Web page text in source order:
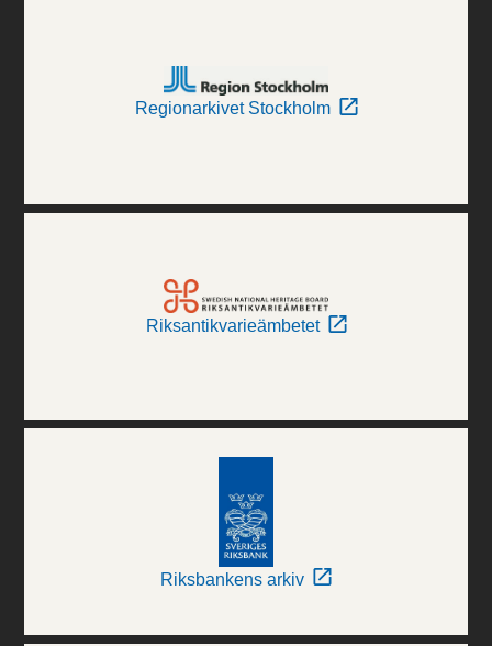
Regionarkivet Stockholm
Riksantikvarieämbetet
Riksbankens arkiv